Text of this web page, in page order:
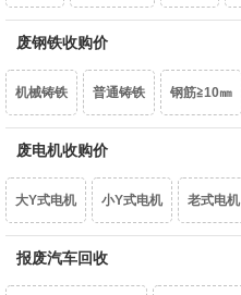
黄杂铜 铁黄铜
1系白料 6063白料
6082白料 2系白料 3系白料
型材铝屑 光亮铝线
干净铝模板 活塞 机体 汽车
民用生铝 国标生铝白料
废钢铁收购价
机械铸铁 普通铸铁 钢筋≧10㎜
重型废钢6-10㎜
油桶 镀锌铁片 干净彩钢瓦
边角冲片 矽钢片
废电机收购价
大Y式电机 小Y式电机 老式电机
小压缩机 铝芯电机
报废汽车回收